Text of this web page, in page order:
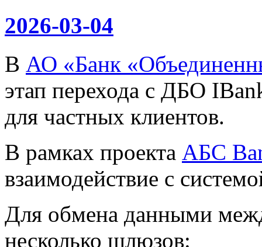
2026-03-04
В АО «Банк
этап перехода с ДБО
для частных клиентов.
В рамках проекта АБС
взаимодействие с
Для обмена данными
несколько шлюзов: